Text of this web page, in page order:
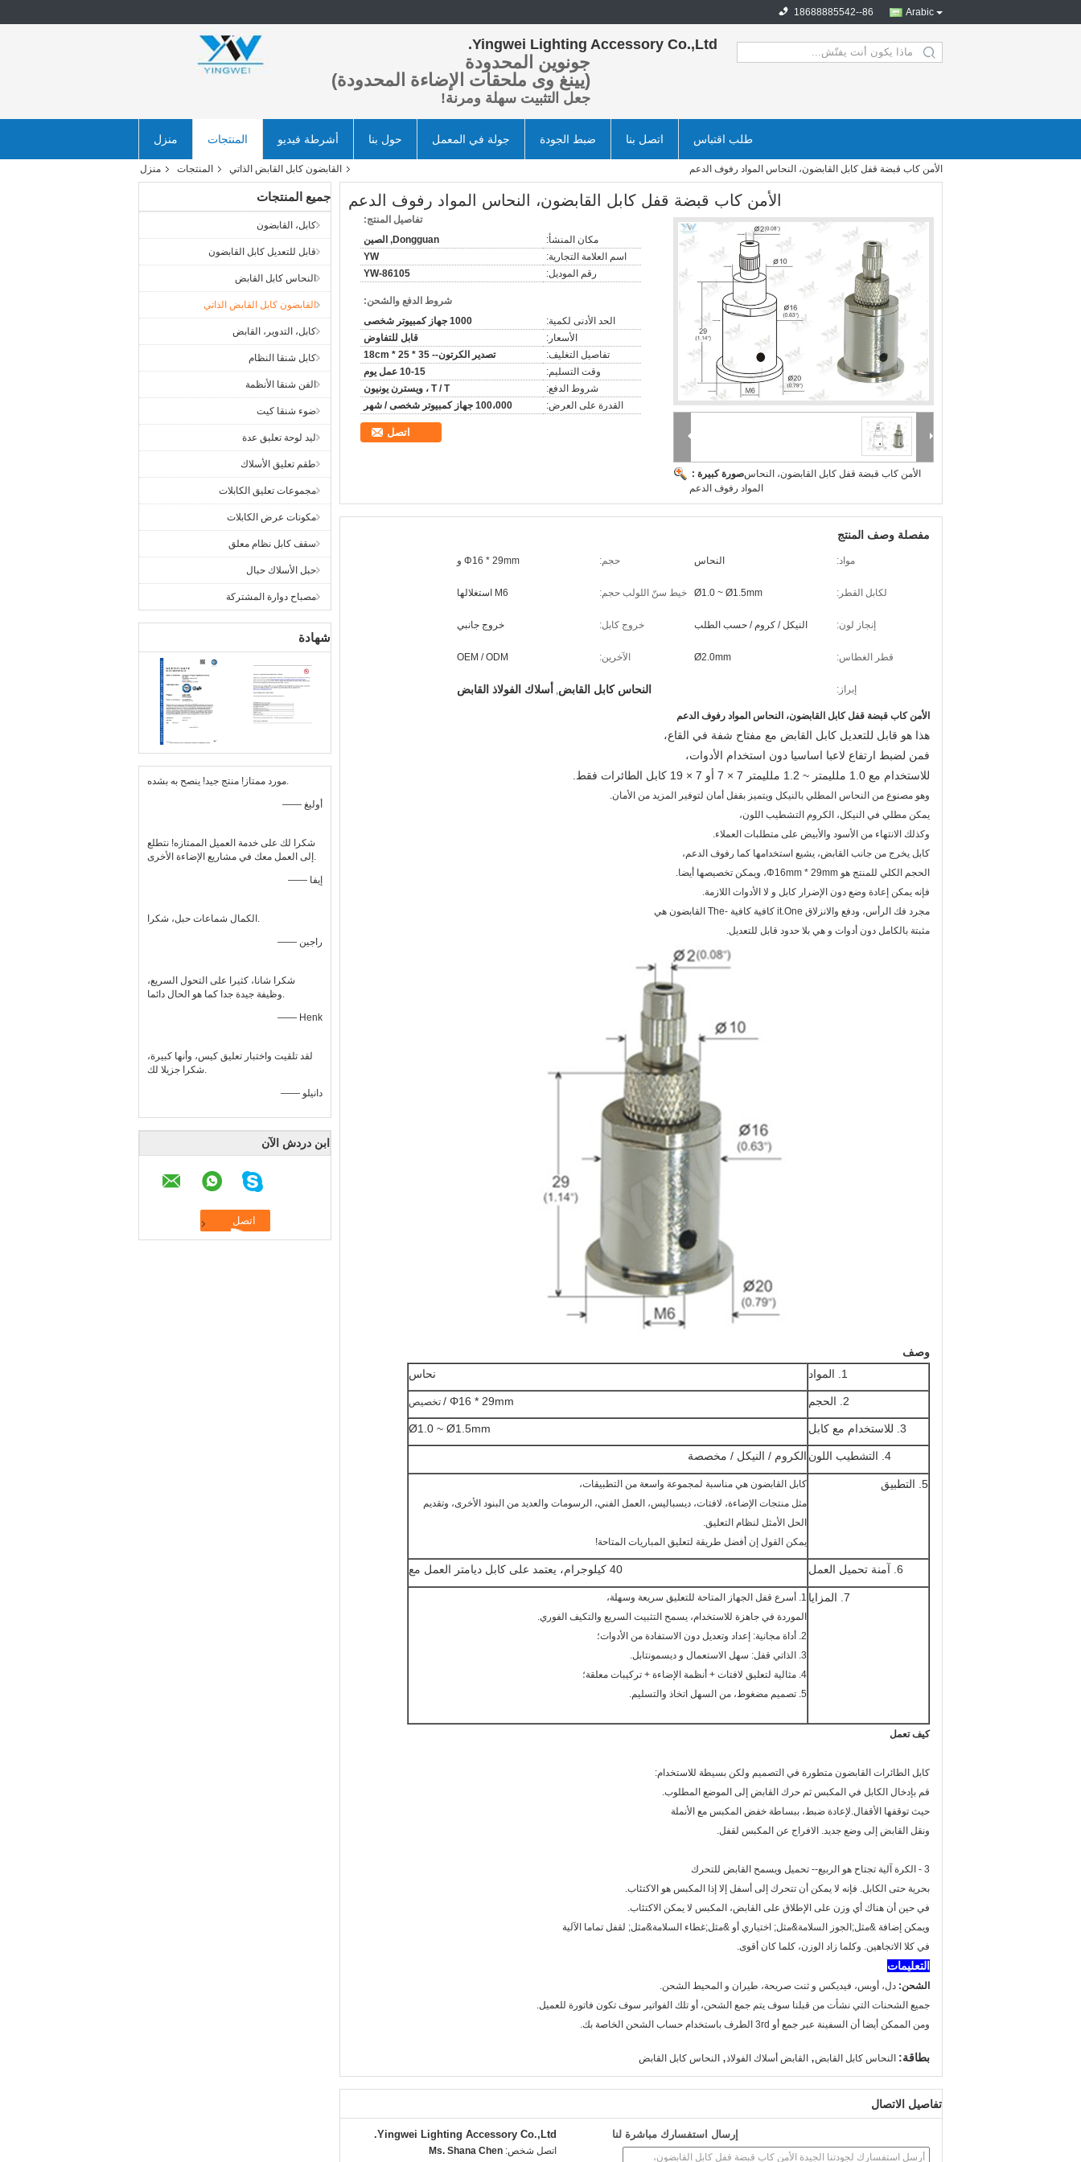
Arabic
86--18688885542
Yingwei Lighting Accessory Co.,Ltd.
جونوين المحدودة
(يينغ وى ملحقات الإضاءة المحدودة)
جعل التثبيت سهلة ومرنة!
search
منزل المنتجات أشرطة فيديو حول بنا جولة في المعمل ضبط الجودة اتصل بنا طلب اقتباس
منزل المنتجات القابضون كابل القابض الذاتي الأمن كاب قبضة قفل كابل القابضون، النحاس المواد رفوف الدعم
جميع المنتجات
كابل، القابضون
قابل للتعديل كابل القابضون
النحاس كابل القابض
القابضون كابل القابض الذاتي
كابل، التدوير، القابض
كابل شنقا النظام
الفن شنقا الأنظمة
ضوء شنقا كيت
ليد لوحة تعليق عدة
طقم تعليق الأسلاك
مجموعات تعليق الكابلات
مكونات عرض الكابلات
سقف كابل نظام معلق
حبل الأسلاك حبال
مصباح دوارة المشتركة
شهادة
مورد ممتاز! منتج جيد! ينصح به بشده.
—— أوليغ
شكرا لك على خدمة العميل الممتازه! نتطلع
إلى العمل معك في مشاريع الإضاءة الأخرى.
—— إيفا
الكمال شماعات حبل، شكرا.
—— راجين
شكرا شانا، كثيرا على التحول السريع،
وظيفة جيدة جدا كما هو الحال دائما.
—— Henk
لقد تلقيت واختبار تعليق كيس، وأنها كبيرة،
شكرا جزيلا لك.
—— دانيلو
ابن دردش الآن
الأمن كاب قبضة قفل كابل القابضون، النحاس المواد رفوف الدعم
صورة كبيرة :الأمن كاب قبضة قفل كابل القابضون، النحاس
المواد رفوف الدعم
تفاصيل المنتج:
مكان المنشأ:
Dongguan, الصين
اسم العلامة التجارية:
YW
رقم الموديل:
YW-86105
شروط الدفع والشحن:
الحد الأدنى لكمية:
1000 جهاز كمبيوتر شخصى
الأسعار:
قابل للتفاوض
تفاصيل التغليف:
تصدير الكرتون-- 35 * 25 * 18cm
وقت التسليم:
10-15 عمل يوم
شروط الدفع:
T / T ، ويسترن يونيون
القدرة على العرض:
100،000 جهاز كمبيوتر شخصى / شهر
اتصل
مفصلة وصف المنتج
مواد: النحاس حجم: Φ16 * 29mm و
لكابل القطر: Ø1.0 ~ Ø1.5mm خيط سنّ اللولب حجم: M6 استغلالها
إنجاز لون: النيكل / كروم / حسب الطلب خروج كابل: خروج جانبي
قطر الغطاس: Ø2.0mm الآخرين: OEM / ODM
إبراز: النحاس كابل القابض, أسلاك الفولاذ القابض
الأمن كاب قبضة قفل كابل القابضون، النحاس المواد رفوف الدعم
هذا هو قابل للتعديل كابل القابض مع مفتاح شفة في القاع،
فمن لضبط ارتفاع لاعبا اساسيا دون استخدام الأدوات،
للاستخدام مع 1.0 ملليمتر ~ 1.2 ملليمتر 7 × 7 أو 7 × 19 كابل الطائرات فقط.
وهو مصنوع من النحاس المطلي بالنيكل ويتميز بقفل أمان لتوفير المزيد من الأمان.
يمكن مطلي في النيكل، الكروم التشطيب اللون،
وكذلك الانتهاء من الأسود والأبيض على متطلبات العملاء.
كابل يخرج من جانب القابض، يشيع استخدامها كما رفوف الدعم،
الحجم الكلي للمنتج هو Φ16mm * 29mm، ويمكن تخصيصها أيضا.
فإنه يمكن إعادة وضع دون الإضرار كابل و لا الأدوات اللازمة.
مجرد فك الرأس، ودفع والانزلاق it.One كافية كافية -The القابضون هي
مثبتة بالكامل دون أدوات و هي بلا حدود قابل للتعديل.
وصف
1. المواد
نحاس
2. الحجم Φ16 * 29mm / تخصيص
3. للاستخدام مع كابل Ø1.0 ~ Ø1.5mm
4. التشطيب اللون الكروم / النيكل / مخصصة
5. التطبيق
كابل القابضون هي مناسبة لمجموعة واسعة من التطبيقات،
مثل منتجات الإضاءة، لافتات، ديسباليس، العمل الفني، الرسومات والعديد من البنود الأخرى، وتقديم
الحل الأمثل لنظام التعليق.
يمكن القول إن أفضل طريقة لتعليق المباريات المتاحة!
6. آمنة تحميل العمل 40 كيلوجرام، يعتمد على كابل ديامتر العمل مع
7. المزايا
1. أسرع قفل الجهاز المتاحة للتعليق سريعة وسهلة،
الموردة في جاهزة للاستخدام، يسمح التثبيت السريع والتكيف الفوري.
2. أداة مجانية: إعداد وتعديل دون الاستفادة من الأدوات؛
3. الذاتي قفل: سهل الاستعمال و ديسمونتابل.
4. مثالية لتعليق لافتات + أنظمة الإضاءة + تركيبات معلقة؛
5. تصميم مضغوط، من السهل اتخاذ والتسليم.
كيف تعمل
كابل الطائرات القابضون متطورة في التصميم ولكن بسيطة للاستخدام:
قم بإدخال الكابل في المكبس ثم حرك القابض إلى الموضع المطلوب.
حيث توقفها الأقفال.لإعادة ضبط، ببساطة خفض المكبس مع الأنملة
ونقل القابض إلى وضع جديد. الافراج عن المكبس لقفل.
3 - الكرة آلية تجتاح هو الربيع-- تحميل ويسمح القابض للتحرك
بحرية حتى الكابل. فإنه لا يمكن أن تتحرك إلى أسفل إلا إذا المكبس هو الاكتئاب.
في حين أن هناك أي وزن على الإطلاق على القابض، المكبس لا يمكن الاكتئاب.
ويمكن إضافة &مثل;الجوز السلامة&مثل; اختياري أو &مثل;غطاء السلامة&مثل; لقفل تماما الآلية
في كلا الاتجاهين. وكلما زاد الوزن، كلما كان أقوى.
التعليمات
الشحن: دل، أوبس، فيديكس و ثنت صريحة، طيران و المحيط الشحن.
جميع الشحنات التي نشأت من قبلنا سوف يتم جمع الشحن، أو تلك الفواتير سوف تكون فاتورة للعميل.
ومن الممكن أيضا أن السفينة عبر جمع أو 3rd الطرف باستخدام حساب الشحن الخاصة بك.
بطاقة: النحاس كابل القابض, القابض أسلاك الفولاذ, النحاس كابل القابض
تفاصيل الاتصال
Yingwei Lighting Accessory Co.,Ltd.
اتصل شخص: Ms. Shana Chen
إرسال استفسارك مباشرة لنا